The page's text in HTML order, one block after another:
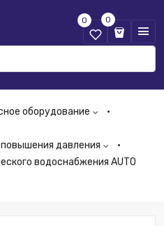
0 0
оборудование
давления
водоснабжения AUTO